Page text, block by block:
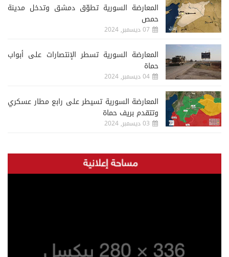
المعارضة السورية تطوّق دمشق وتدخل مدينة
حمص
07 ديسمبر, 2024
المعارضة السورية تسطر الإنتصارات على أبواب
حماة
04 ديسمبر, 2024
المعارضة السورية تسيطر على رابع مطار عسكري
وتتقدم بريف حماة
03 ديسمبر, 2024